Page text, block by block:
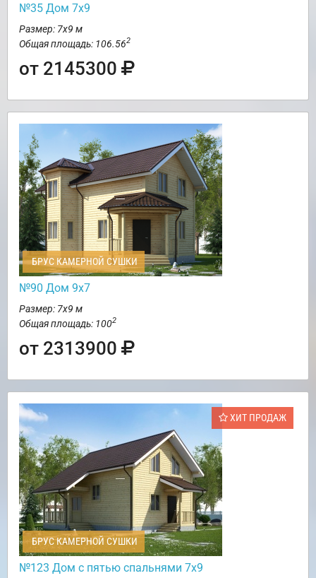
№35 Дом 7х9
Размер: 7х9 м
Общая площадь: 106.562
от 2145300
БРУС КАМЕРНОЙ СУШКИ
№90 Дом 9х7
Размер: 7х9 м
Общая площадь: 1002
от 2313900
ХИТ ПРОДАЖ
БРУС КАМЕРНОЙ СУШКИ
№123 Дом с пятью спальнями 7х9